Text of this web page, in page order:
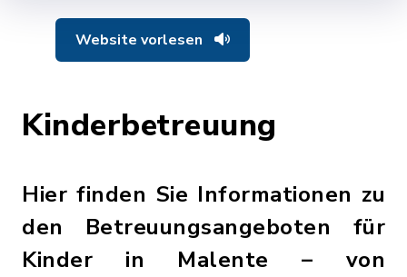
Website vorlesen
Kinderbetreuung
Hier finden Sie Informationen zu
den Betreuungsangeboten für
Kinder in Malente – von